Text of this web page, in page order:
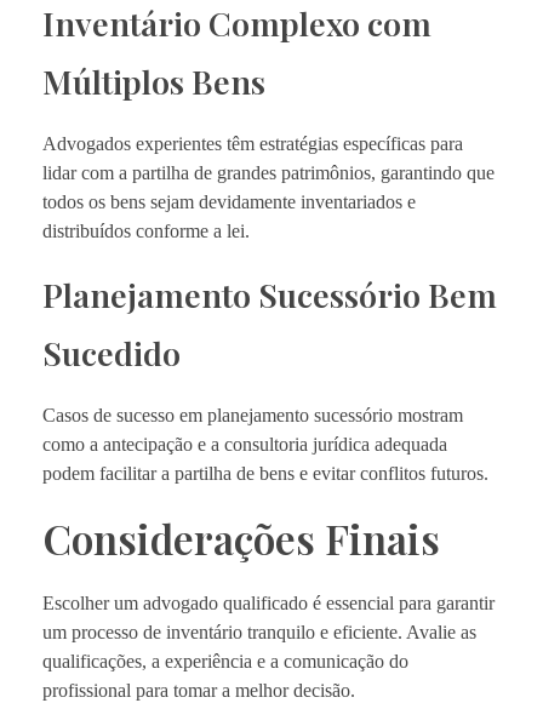
Inventário Complexo com
Múltiplos Bens
Advogados experientes têm estratégias específicas para
lidar com a partilha de grandes patrimônios, garantindo que
todos os bens sejam devidamente inventariados e
distribuídos conforme a lei.
Planejamento Sucessório Bem
Sucedido
Casos de sucesso em planejamento sucessório mostram
como a antecipação e a consultoria jurídica adequada
podem facilitar a partilha de bens e evitar conflitos futuros.
Considerações Finais
Escolher um advogado qualificado é essencial para garantir
um processo de inventário tranquilo e eficiente. Avalie as
qualificações, a experiência e a comunicação do
profissional para tomar a melhor decisão.